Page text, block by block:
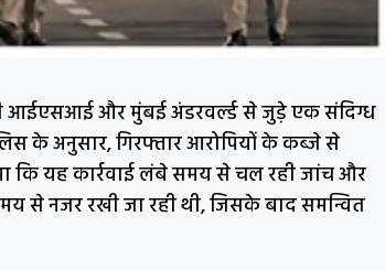
आईएसआई और मुंबई अंडरवर्ल्ड से जुड़े एक संदिग्ध
के अनुसार, गिरफ्तार आरोपियों के कब्जे से
कि यह कार्रवाई लंबे समय से चल रही जांच और
से नजर रखी जा रही थी, जिसके बाद समन्वित